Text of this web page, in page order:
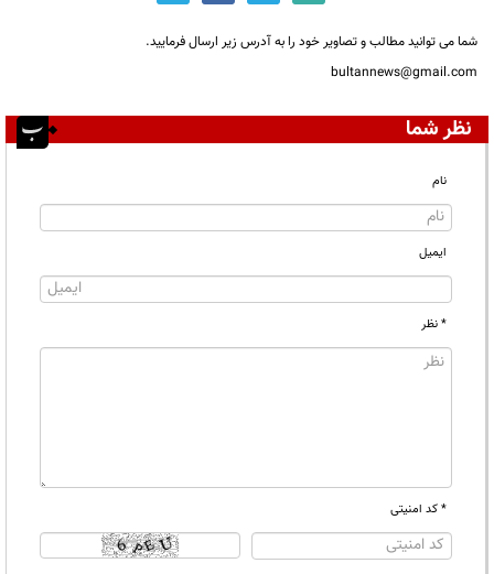
شما می توانید مطالب و تصاویر خود را به آدرس زیر ارسال فرمایید.
bultannews@gmail.com
نظر شما
نام
ایمیل
* نظر
* کد امنیتی